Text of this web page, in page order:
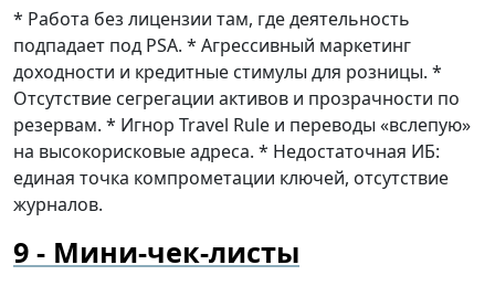
* Работа без лицензии там, где деятельность
подпадает под PSA. * Агрессивный маркетинг
доходности и кредитные стимулы для розницы. *
Отсутствие сегрегации активов и прозрачности по
резервам. * Игнор Travel Rule и переводы «вслепую»
на высокорисковые адреса. * Недостаточная ИБ:
единая точка компрометации ключей, отсутствие
журналов.
Мини-чек-листы